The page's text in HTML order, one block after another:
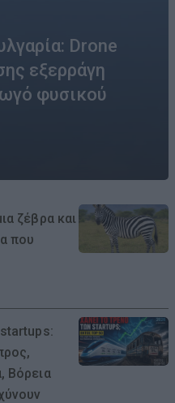
Drone
εξερράγη
φυσικού
ζέβρα και
που
Βόρεια